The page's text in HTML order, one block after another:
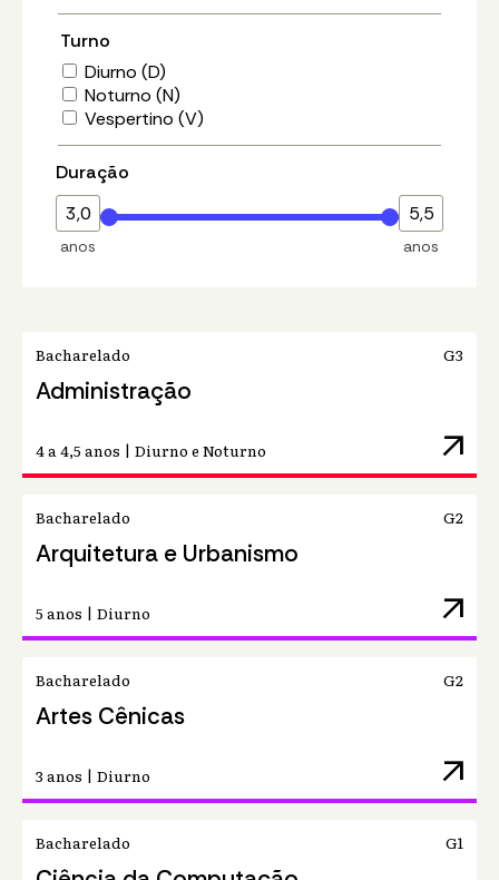
Turno
Diurno (D)
Noturno (N)
Vespertino (V)
Duração
3,0
anos
5,5
anos
Bacharelado G3
Administração
4 a 4,5 anos | Diurno e Noturno arrow_outward
Bacharelado G2
Arquitetura e Urbanismo
5 anos | Diurno arrow_outward
Bacharelado G2
Artes Cênicas
3 anos | Diurno arrow_outward
Bacharelado G1